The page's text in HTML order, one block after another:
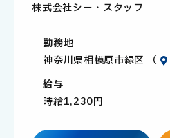
株式会社シー・スタッフ
勤務地
神奈川県相模原市緑区 （
給与
時給1,230円